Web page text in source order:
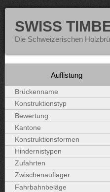
SWISS
Die Schweizerischen
Auflistung
Brückenname
Konstruktionstyp
Bewertung
Kantone
Konstruktionsformen
Hindernistypen
Zufahrten
Zwischenauflager
Fahrbahnbeläge